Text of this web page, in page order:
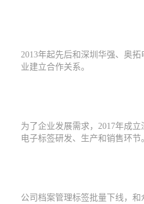
2013年起先后和深圳华强、奥
业建立合作关系。
为了企业发展需求，2017年成
电子标签研发、生产和销售环节。
公司档案管理标签批量下线，